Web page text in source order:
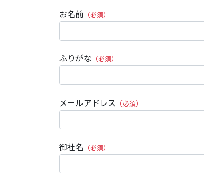
お名前 （必須）
ふりがな （必須）
メールアドレス （必須）
御社名 （必須）